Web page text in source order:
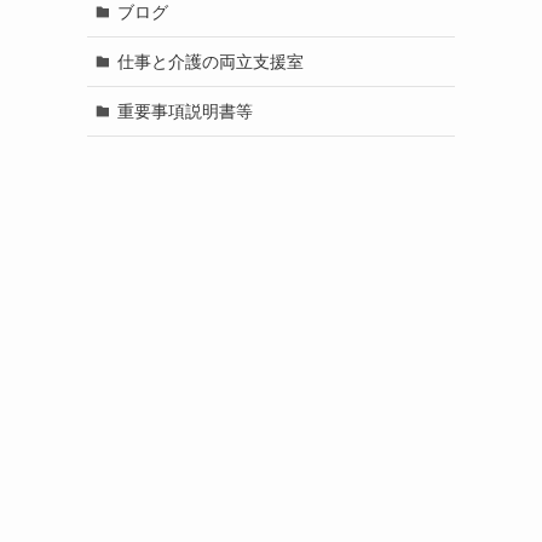
ブログ
仕事と介護の両立支援室
重要事項説明書等